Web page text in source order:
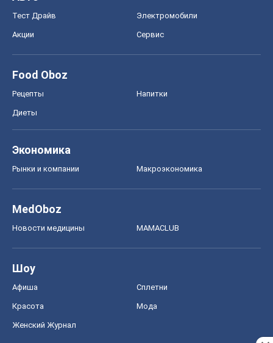
Тест Драйв Электромобили
Акции Сервис
Food Oboz
Рецепты Напитки
Диеты
Экономика
Рынки и компании Mакроэкономика
MedOboz
Новости медицины MAMACLUB
Шоу
Афиша Сплетни
Красота Мода
Женский Журнал